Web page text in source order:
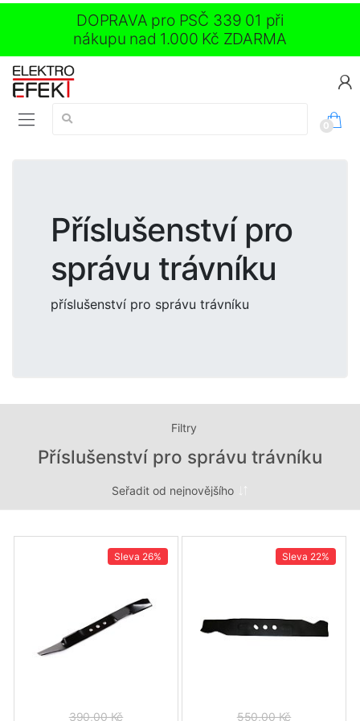
DOPRAVA pro PSČ 339 01 při
nákupu nad 1.000 Kč ZDARMA
Vyhledávání:
0
Příslušenství pro
správu trávníku
příslušenství pro správu trávníku
Filtry
Příslušenství pro správu trávníku
Sleva 26%
390,00 Kč
Sleva 22%
550,00 Kč